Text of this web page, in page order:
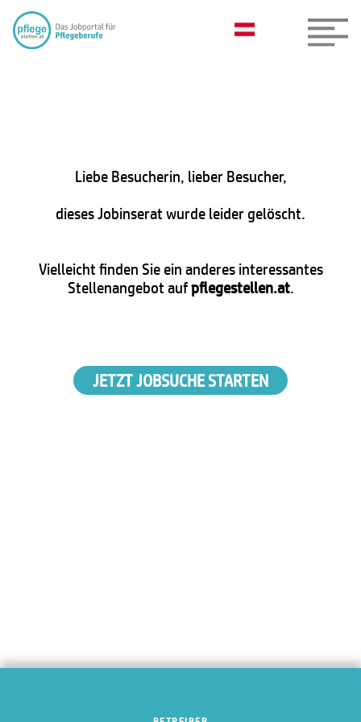
Liebe Besucherin, lieber Besucher,
dieses Jobinserat wurde leider gelöscht.
Vielleicht finden Sie ein anderes interessantes
Stellenangebot aufpflegestellen.at.
JETZT JOBSUCHE STARTEN